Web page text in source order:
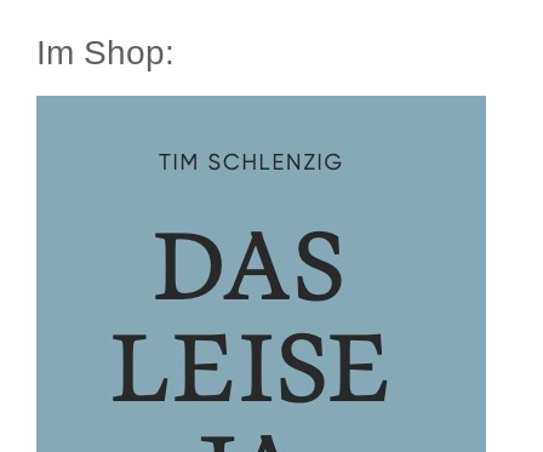
Im Shop: